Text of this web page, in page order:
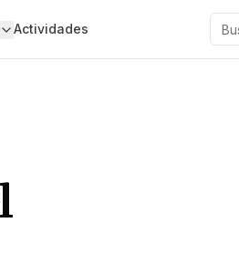
Actividades